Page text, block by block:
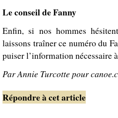
Le conseil de Fanny
Enfin, si nos hommes
laissons traîner ce numéro du
puiser l’information nécessaire
Par Annie Turcotte pour
Répondre à cet article